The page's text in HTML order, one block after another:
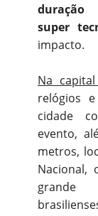
duração
super
impacto.
Na
relógios
cidade
evento,
metros,
Nacional,
grande